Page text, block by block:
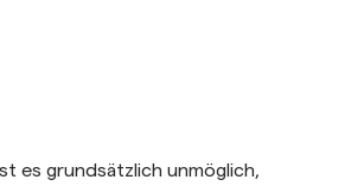
es grundsätzlich unmöglich,